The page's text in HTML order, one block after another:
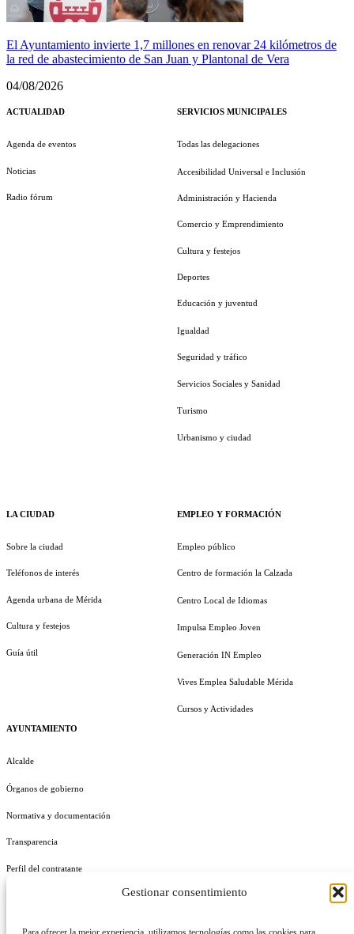
Gestionar consentimiento
El Ayuntamiento invierte 1,7 millones en renovar 24 kilómetros de
la red de abastecimiento de San Juan y Plantonal de Vera
04/08/2026
ACTUALIDAD
Agenda de eventos
Noticias
Radio fórum
LA CIUDAD
Sobre la ciudad
Teléfonos de interés
Agenda urbana de Mérida
Cultura y festejos
Guía útil
AYUNTAMIENTO
Alcalde
Órganos de gobierno
Normativa y documentación
Transparencia
Perfil del contratante
SERVICIOS MUNICIPALES
Todas las delegaciones
Accesibilidad Universal e Inclusión
Administración y Hacienda
Comercio y Emprendimiento
Cultura y festejos
Deportes
Educación y juventud
Igualdad
Seguridad y tráfico
Servicios Sociales y Sanidad
Turismo
Urbanismo y ciudad
EMPLEO Y FORMACIÓN
Empleo público
Centro de formación la Calzada
Centro Local de Idiomas
Impulsa Empleo Joven
Generación IN Empleo
Vives Emplea Saludable Mérida
Cursos y Actividades